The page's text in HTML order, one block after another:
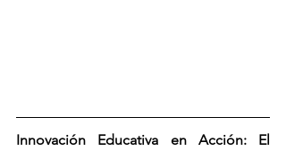
Innovación Educativa en Acción: El